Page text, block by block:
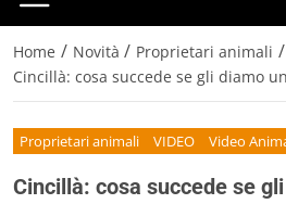
Home / Novità / Proprietari animali /
Cincillà: cosa succede se gli diamo
Proprietari animali VIDEO Video
Cincillà: cosa succede se